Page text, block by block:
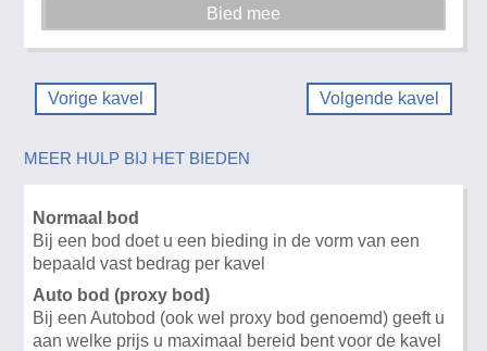
Vorige kavel Volgende kavel
MEER HULP BIJ HET BIEDEN
Normaal bod
Bij een bod doet u een bieding in de vorm van een
bepaald vast bedrag per kavel
Auto bod (proxy bod)
Bij een Autobod (ook wel proxy bod genoemd) geeft u
aan welke prijs u maximaal bereid bent voor de kavel